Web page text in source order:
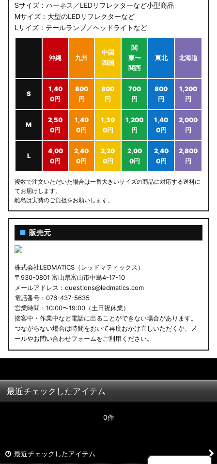
Sサイズ：ハーネス／LEDリフレクターなど小型商品
Mサイズ：大型のLEDリフレクターなど
Lサイズ：テールランプ／ヘッドライトなど
沖縄 九州
中国
四国
関
東〜
関西
東北 北海道
S
1,40
0円
800
円
800
円
700
円
800
円
1,200
円
M
2,50
0円
1,40
0円
1,30
0円
1,200
円
1,40
0円
2,000
円
L
4,00
0円
2,40
0円
2,20
0円
2,00
0円
2,40
0円
2,800
円
複数で注文いただいた場合は一番大きいサイズの商品に対応する送料に
てお届けします。
離島は実費のご負担をお願いします。
■ 販売元
株式会社LEDMATICS（レッドマティックス）
〒930-0801 富山県富山市中島4-17-10
メールアドレス：questions@ledmatics.com
電話番号：076-437-5635
営業時間：10:00〜19:00（土日祝休業）
接客中・作業中など電話に出ることができない場合があります。
つながらない場合は時間をおいて再度おかけ直しいただくか、メ
ールやお問い合わせフォームをご利用ください。
最近チェックしたアイテム
0件
最近チェックしたアイテム